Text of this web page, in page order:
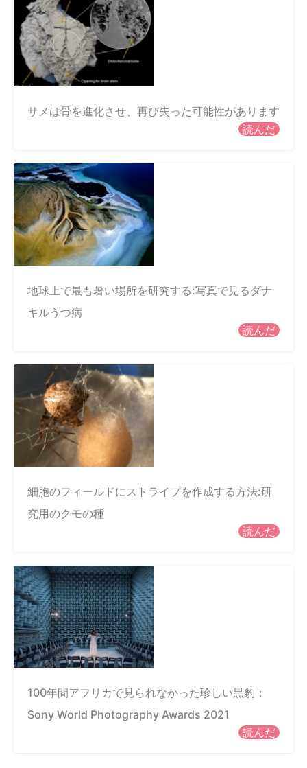
サメは骨を進化させ、再び失った可能性があります
読んだ
地球上で最も暑い場所を研究する:写真で見るダナ
キルうつ病
読んだ
細胞のフィールドにストライプを作成する方法:研
究用のクモの種
読んだ
100年間アフリカで見られなかった珍しい黒豹：
Sony World Photography Awards 2021
読んだ